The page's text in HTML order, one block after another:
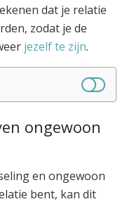
dat je relatie
zodat je de
jezelf te zijn.
ongewoon
en ongewoon
bent, kan dit